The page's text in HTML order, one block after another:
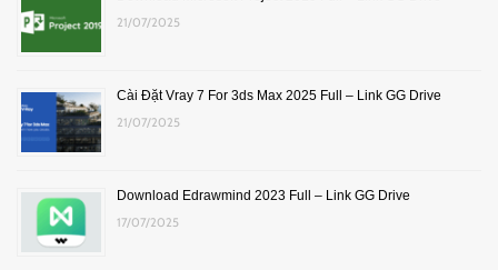
21/07/2025
Cài Đặt Vray 7 For 3ds Max 2025 Full – Link GG Drive
21/07/2025
Download Edrawmind 2023 Full – Link GG Drive
17/07/2025